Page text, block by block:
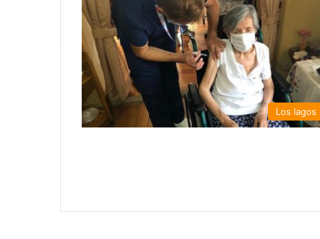
Los lagos